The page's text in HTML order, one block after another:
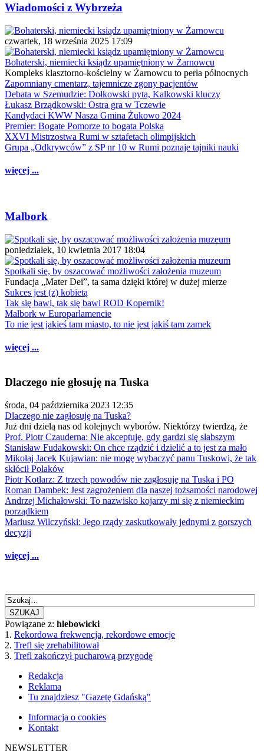
Wiadomości z Wybrzeża
czwartek, 18 września 2025 17:09
Bohaterski, niemiecki ksiądz upamiętniony w Żarnowcu
Kompleks klasztorno-kościelny w Żarnowcu to perła północnych
Zapomniany cmentarz, tajemnicze zgony pacjentów
Debata w Szemudzie: Dołkowski pyta, Kalkowski kluczy
Łukasz Brządkowski: Ostra gra w Tczewie
Kandydaci KWW Nasza Gmina Żukowo 2024
Premier: Bogate Pomorze to bogata Polska
XXVI Mistrzostwa Rumi w sztafetach olimpijskich
Grupa „Odkrywców” z SP nr 10 w Rumi poznaje tajniki nauki
więcej ...
Malbork
poniedziałek, 10 kwietnia 2017 18:04
Spotkali się, by oszacować możliwości założenia muzeum
Fundacja „Mater Dei”, ta sama dzięki której w dużej mierze
Sukces jest (z) kobietą
Tak się bawi, tak się bawi ROD Kopernik!
Malbork w Europarlamencie
To nie jest jakieś tam miasto, to nie jest jakiś tam zamek
więcej ...
Dlaczego nie głosuję na Tuska
środa, 04 października 2023 12:35
Dlaczego nie zagłosuję na Tuska?
Już dni dzielą nas od kolejnych wyborów. Niektórzy twierdzą, że
Prof. Piotr Czauderna: Nie akceptuję, gdy gardzi się słabszym
Stanisław Fudakowski: On chce rządzić i dzielić a to jest za mało
Mikołaj Jacek Kujawian: nie mogę wybaczyć panu Tuskowi, że tak
skłócił Polaków
Piotr Kotlarz: Z trzech powodów nie zagłosuję na Tuska i PO
Roman Dambek: Jest zagrożeniem dla naszej tożsamości narodowej
Andrzej Michałowski: To nazwisko kojarzy mi się z niemieckim
porządkiem
Mariusz Wilczyński: Jego rządy zaskutkowały jednymi z gorszych
decyzji
więcej ...
SZUKAJ
Powiązane z: hlebowicki
1. Rekordowa frekwencja, rekordowe emocje
2. Trefl się zrehabilitował
3. Trefl zakończył pucharową przygodę
Redakcja
Reklama
Tu znajdziesz "Gazetę Gdańską"
Informacja o cookies
Kontakt
NEWSLETTER